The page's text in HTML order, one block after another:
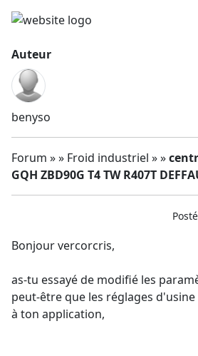
Auteur
benyso
Forum » » Froid industriel » »
GQH ZBD90G T4 TW R407T
Bonjour vercorcris,
as-tu essayé de modifié les
peut-être que les réglages
à ton application,